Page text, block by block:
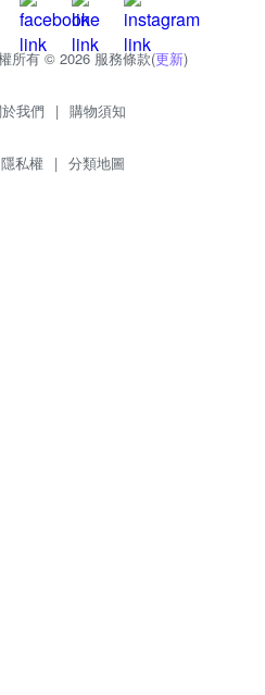
所有 © 2026 服務條款(更新)
我們 | 購物須知
隱私權 | 分類地圖